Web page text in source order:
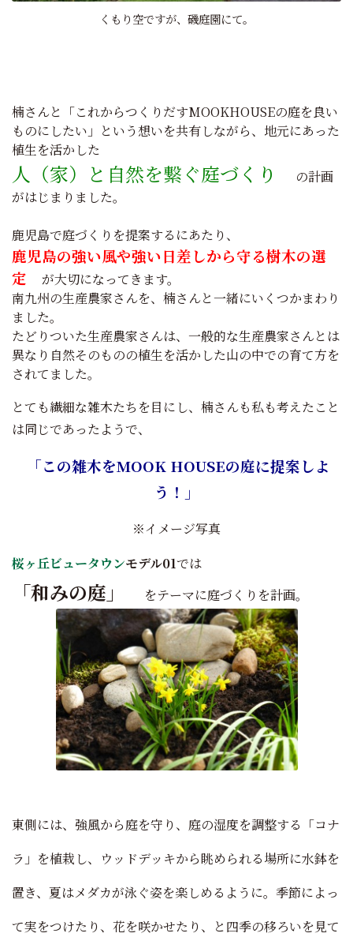
くもり空ですが、磯庭園にて。
楠さんと 「これからつくりだすMOOKHOUSEの庭を良い
ものにしたい」 という想いを共有しながら、地元にあった
植生を活かした
人（家）と自然を繋ぐ庭づくり
の計画
がはじまりました。
鹿児島で庭づくりを提案するにあたり、
鹿児島の強い風や強い日差しから守る樹木の選
定
が大切になってきます。
南九州の生産農家さんを、楠さんと一緒にいくつかまわり
ました。
たどりついた生産農家さんは、一般的な生産農家さんとは
異なり自然そのものの植生を活かした山の中での育て方を
されてました。
とても繊細な雑木たちを目にし、楠さんも私も考えたこと
は同じであったようで、
「この雑木をMOOK HOUSEの庭に提案しよ
う！」
※イメージ写真
桜ヶ丘ビュータウンモデル01では
「和みの庭」 をテーマに庭づくりを計画。
東側には、強風から庭を守り、庭の湿度を調整する「コナ
ラ」を植栽し、ウッドデッキから眺められる場所に水鉢を
置き、夏はメダカが泳ぐ姿を楽しめるように。 季節によっ
て実をつけたり、花を咲かせたり、と四季の移ろいを見て